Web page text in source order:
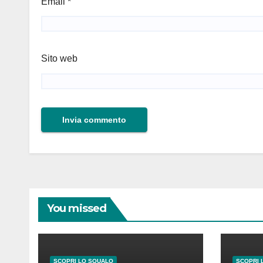
Sito web
You missed
SCOPRI LO SQUALO SCOPRI